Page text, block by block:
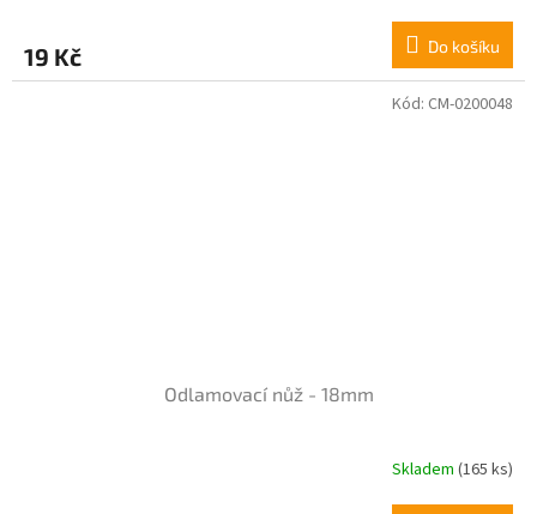
19 Kč Do košíku
Odlamovací nůž - 18mm
Skladem (165 ks)
Kód: CM-0200048